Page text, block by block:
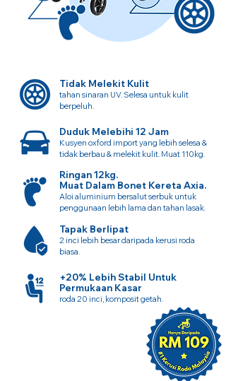
Tidak Melekit Kulit
tahan sinaran UV. Selesa untuk kulit
berpeluh.
Duduk Melebihi 12 Jam
Kusyen oxford import yang lebih selesa &
tidak berbau & melekit kulit. Muat 110kg.
Ringan 12kg.
Muat Dalam Bonet Kereta Axia.
Aloi aluminium bersalut serbuk untuk
penggunaan lebih lama dan tahan lasak.
Tapak Berlipat
2 inci lebih besar daripada kerusi roda
biasa.
+20% Lebih Stabil Untuk
Permukaan Kasar
roda 20 inci, komposit getah.